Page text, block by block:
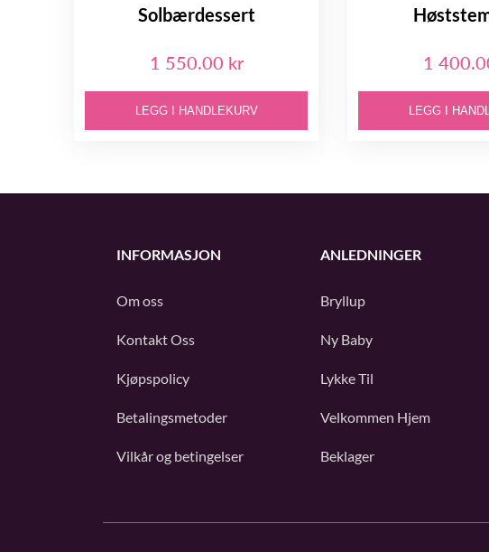
Solbærdessert
1 550.00 kr
LEGG I HANDLEKURV
1
LEGG I
INFORMASJON
Om oss
Kontakt Oss
Kjøpspolicy
Betalingsmetoder
Vilkår og betingelser
ANLEDNINGER
Bryllup
Ny Baby
Lykke Til
Velkommen Hjem
Beklager